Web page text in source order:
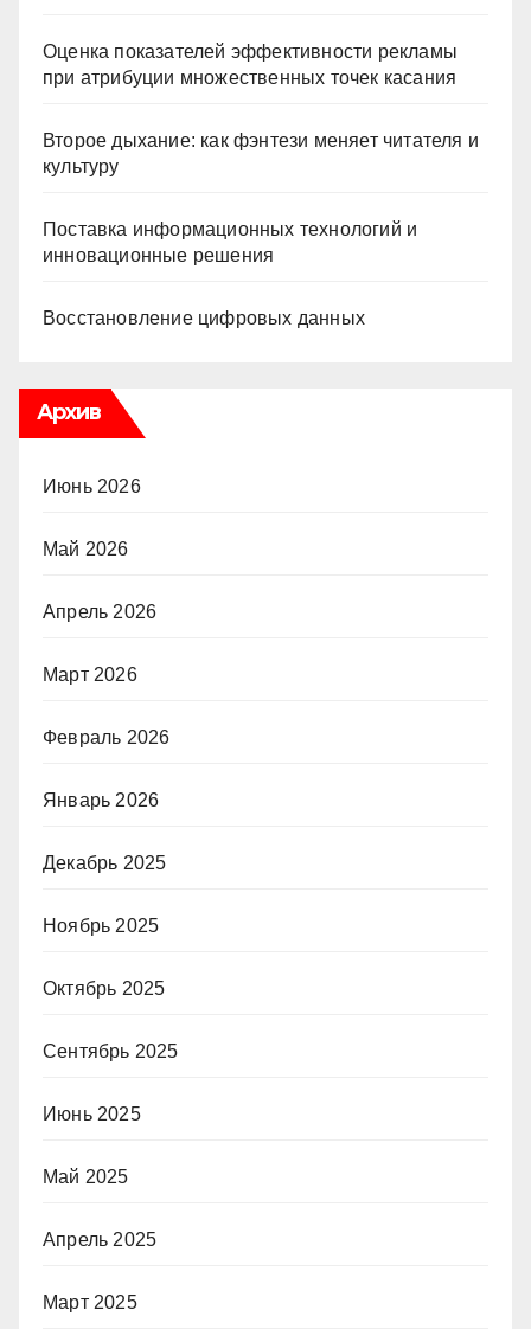
Оценка показателей эффективности рекламы
при атрибуции множественных точек касания
Второе дыхание: как фэнтези меняет читателя и
культуру
Поставка информационных технологий и
инновационные решения
Восстановление цифровых данных
Архив
Июнь 2026
Май 2026
Апрель 2026
Март 2026
Февраль 2026
Январь 2026
Декабрь 2025
Ноябрь 2025
Октябрь 2025
Сентябрь 2025
Июнь 2025
Май 2025
Апрель 2025
Март 2025